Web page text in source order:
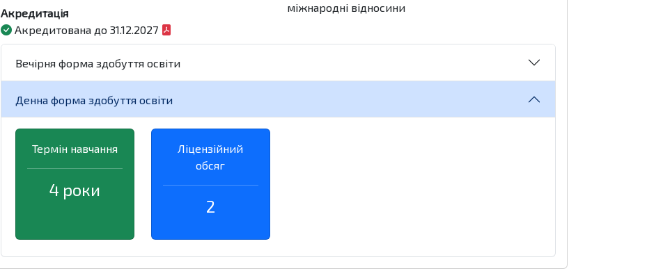
Акредитація
Акредитована до 31.12.2027
міжнародні відносини
Вечірня форма здобуття освіти
Денна форма здобуття освіти
Термін навчання
4 роки
Ліцензійний
обсяг
2